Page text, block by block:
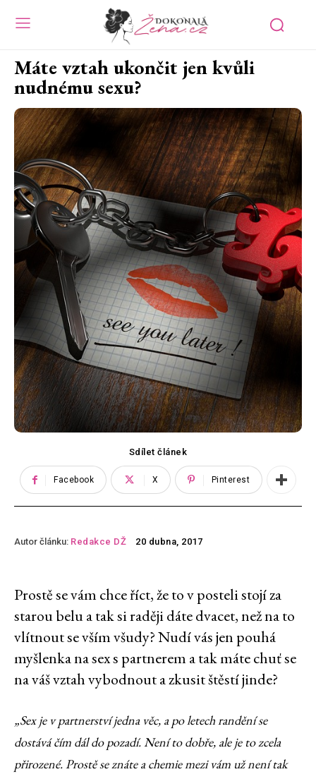
Máte vztah ukončit jen kvůli
nudnému sexu?
Sdílet článek
Facebook X Pinterest
Autor článku: Redakce DŽ 20 dubna, 2017
Prostě se vám chce říct, že to v posteli stojí za
starou belu a tak si raději dáte dvacet, než na to
vlítnout se vším všudy? Nudí vás jen pouhá
myšlenka na sex s partnerem a tak máte chuť se
na váš vztah vybodnout a zkusit štěstí jinde?
„Sex je v partnerství jedna věc, a po letech randění se
dostává čím dál do pozadí. Není to dobře, ale je to zcela
přirozené. Prostě se znáte a chemie mezi vám už není tak